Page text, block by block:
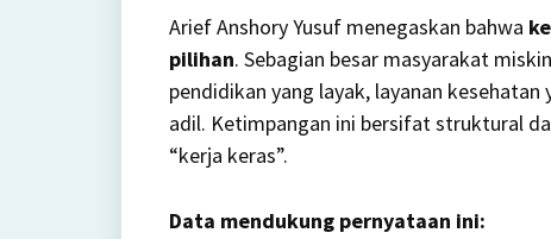
Arief Anshory Yusuf menegaskan bahwa
pilihan. Sebagian besar masyarakat
pendidikan yang layak, layanan
adil. Ketimpangan ini bersifat struktural
“kerja keras”.
Data mendukung pernyataan ini: